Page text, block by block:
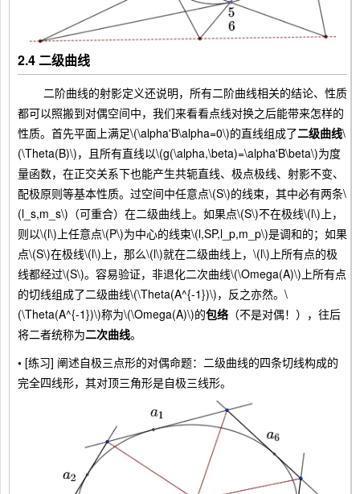
2.4 二级曲线
二阶曲线的射影定义还说明，所有二阶曲线相关的结论、性质
都可以照搬到对偶空间中，我们来看看点线对换之后能带来怎样的
性质。首先平面上满足\(\alpha'B\alpha=0\)的直线组成了二级曲线\
(\Theta(B)\)，且所有直线以\(g(\alpha,\beta)=\alpha'B\beta\)为度
量函数，在正交关系下也能产生共轭直线、极点极线、射影不变、
配极原则等基本性质。过空间中任意点\(S\)的线束，其中必有两条\
(l_s,m_s\)（可重合）在二级曲线上。如果点\(S\)不在极线\(l\)上，
则以\(l\)上任意点\(P\)为中心的线束\(l,SP,l_p,m_p\)是调和的；如果
点\(S\)在极线\(l\)上，那么\(l\)就在二级曲线上，\(l\)上所有点的极
线都经过\(S\)。容易验证，非退化二次曲线\(\Omega(A)\)上所有点
的切线组成了二级曲线\(\Theta(A^{-1})\)，反之亦然。\
(\Theta(A^{-1})\)称为\(\Omega(A)\)的包络 （不是对偶！），往后
将二者统称为二次曲线。
• [练习] 阐述自极三点形的对偶命题：二级曲线的四条切线构成的
完全四线形，其对顶三角形是自极三线形。